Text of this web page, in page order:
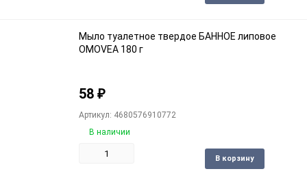
Мыло туалетное твердое БАННОЕ липовое
OMOVEA 180 г
58 ₽
Артикул: 4680576910772
В наличии
В корзину